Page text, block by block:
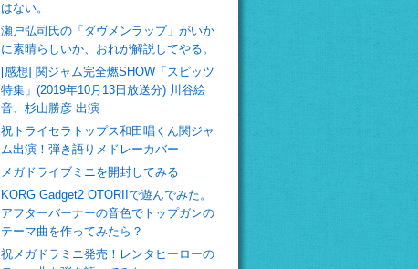
はない。
瀬戸弘司氏の「ダヴメンラップ」がいか
に素晴らしいか、おれが解説してやる。
[感想] 関ジャム完全燃SHOW「スピッツ
特集」(2019年10月13日放送分) 川谷絵
音、杉山勝彦 出演
祝トライセラトップス和田唱くん関ジャ
ム出演！弾き語りメドレーカバー
メガドライブミニを開封してみる
KORG Gadget2 OTORIIで遊んでみた。
アフターバーナーの音色でトップガンの
テーマ曲を作ってみたら？
祝メガドラミニ発売！レンタヒーローの